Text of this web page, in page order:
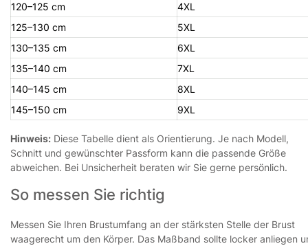
120–125 cm
4XL
125–130 cm
5XL
130–135 cm
6XL
135–140 cm
7XL
140–145 cm
8XL
145–150 cm
9XL
Hinweis: Diese Tabelle dient als Orientierung. Je nach Modell,
Schnitt und gewünschter Passform kann die passende Größe
abweichen. Bei Unsicherheit beraten wir Sie gerne persönlich.
So messen Sie richtig
Messen Sie Ihren Brustumfang an der stärksten Stelle der Brust
waagerecht um den Körper. Das Maßband sollte locker anliegen